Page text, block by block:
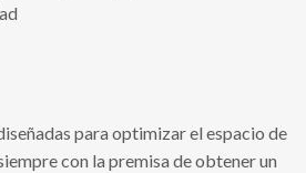
para optimizar el espacio de
con la premisa de obtener un